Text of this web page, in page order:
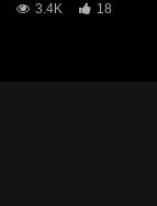
3.4K 18